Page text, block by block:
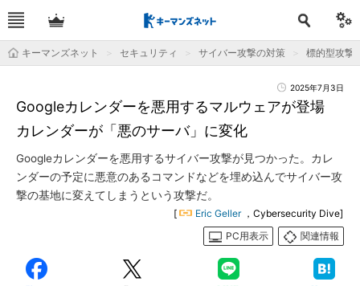
キーマンズネット セキュリティ サイバー攻撃の対策 標的型攻撃
2025年7月3日
Googleカレンダーを悪用するマルウェアが登場
カレンダーが「悪のサーバ」に変化
Googleカレンダーを悪用するサイバー攻撃が見つかった。カレ
ンダーの予定に悪意のあるコマンドなどを埋め込んでサイバー攻
撃の基地に変えてしまうという攻撃だ。
[ Eric Geller ，Cybersecurity Dive]
PC用表示
関連情報